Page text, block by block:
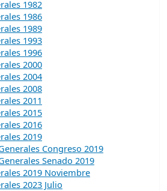
1982
1986
1989
1993
1996
2000
2004
2008
2011
2015
2016
2019
Congreso 2019
Senado 2019
2019 Noviembre
2023 Julio